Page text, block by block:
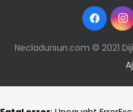
Necladursun.com © 2021